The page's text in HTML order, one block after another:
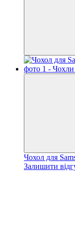
Чохол для
Залишити